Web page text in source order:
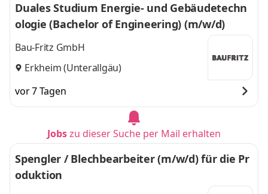
Duales Studium Energie- und Gebäudetechn
ologie (Bachelor of Engineering) (m/w/d)
Bau-Fritz GmbH
Erkheim (Unterallgäu)
vor 7 Tagen
Jobszu dieser Suche per Mail erhalten
Spengler / Blechbearbeiter (m/w/d) für die Pr
oduktion